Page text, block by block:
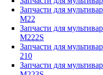
Запчасти для
M22
Запчасти для
M222S
Запчасти для
210
Запчасти для